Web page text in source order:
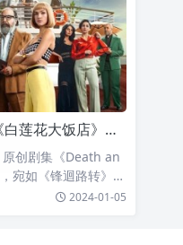
and Other Details》曝正式预告
创剧集《Death an
宛如《锋迴路转》融
》男星曼迪帕廷金
2024-01-05